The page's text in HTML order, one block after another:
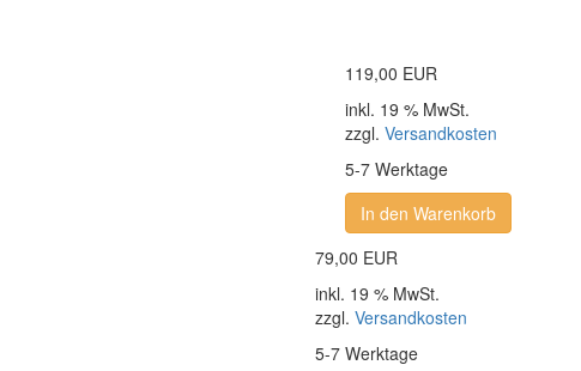
119,00 EUR
inkl. 19 % MwSt.
zzgl. Versandkosten
5-7 Werktage
In den Warenkorb
79,00 EUR
inkl. 19 % MwSt.
zzgl. Versandkosten
5-7 Werktage